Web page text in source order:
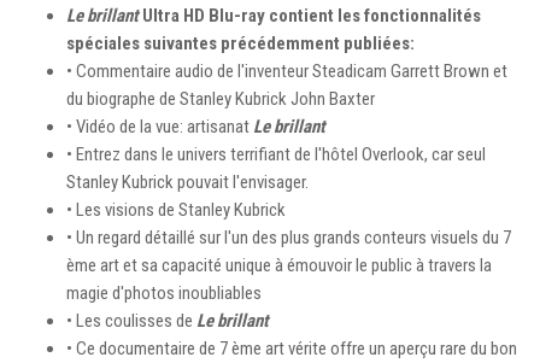
Le brillantUltra HD Blu-ray contient les fonctionnalités
spéciales suivantes précédemment publiées:
• Commentaire audio de l'inventeur Steadicam Garrett Brown et
du biographe de Stanley Kubrick John Baxter
• Vidéo de la vue: artisanat Le brillant
• Entrez dans le univers terrifiant de l'hôtel Overlook, car seul
Stanley Kubrick pouvait l'envisager.
• Les visions de Stanley Kubrick
• Un regard détaillé sur l'un des plus grands conteurs visuels du 7
ème art et sa capacité unique à émouvoir le public à travers la
magie d'photos inoubliables
• Les coulisses de Le brillant
• Ce documentaire de 7 ème art vérite offre un aperçu rare du bon